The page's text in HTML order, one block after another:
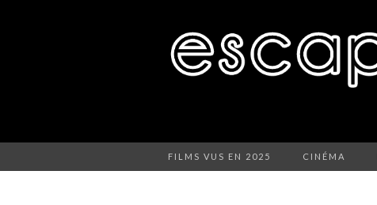
FILMS VUS EN 2025 CINÉMA